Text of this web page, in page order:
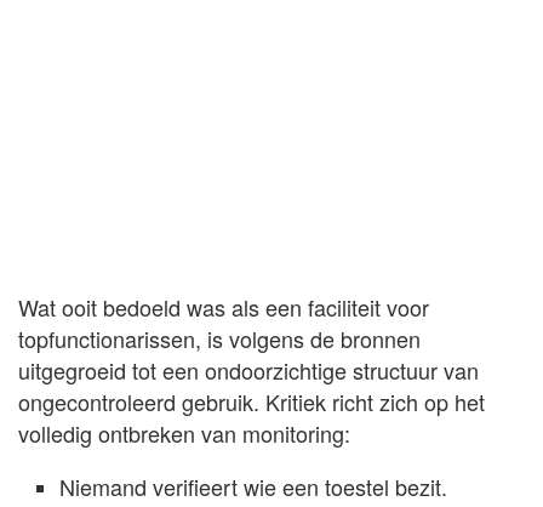
Wat ooit bedoeld was als een faciliteit voor
topfunctionarissen, is volgens de bronnen
uitgegroeid tot een ondoorzichtige structuur van
ongecontroleerd gebruik. Kritiek richt zich op het
volledig ontbreken van monitoring:
Niemand verifieert wie een toestel bezit.